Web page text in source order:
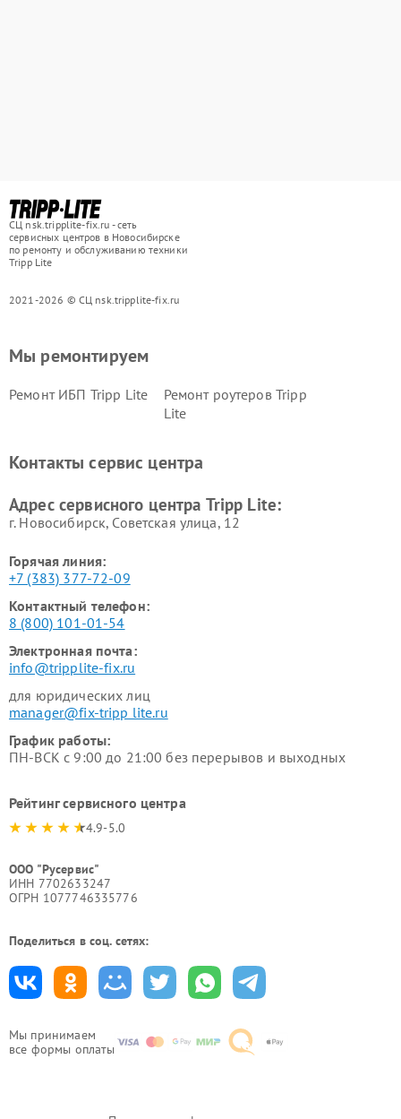
СЦ nsk.tripplite-fix.ru - сеть
сервисных центров в Новосибирске
по ремонту и обслуживанию техники
Tripp Lite
2021-2026 © СЦ nsk.tripplite-fix.ru
Мы принимаем
все формы оплаты
Мы ремонтируем
Ремонт ИБП Tripp Lite
Ремонт роутеров Tripp
Lite
Контакты сервис центра
Адрес сервисного центра Tripp Lite:
г. Новосибирск, Советская улица, 12
Горячая линия:
+7 (383) 377-72-09
Контактный телефон:
8 (800) 101-01-54
Электронная почта:
info@tripplite-fix.ru
для юридических лиц
manager@fix-tripp lite.ru
График работы:
ПН-ВСК с 9:00 до 21:00 без перерывов и выходных
Рейтинг сервисного центра
4.9-5.0
ООО "Русервис"
ИНН 7702633247
ОГРН 1077746335776
Поделиться в соц. сетях: